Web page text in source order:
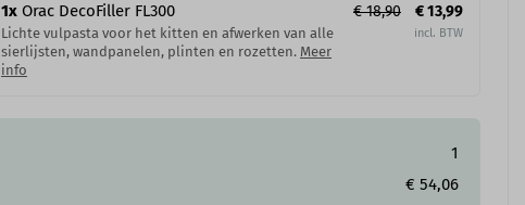
1
€ 54,06
1x Orac DecoFiller FL300
Lichte vulpasta voor het kitten en afwerken van alle
sierlijsten, wandpanelen, plinten en rozetten. Meer
info
€ 18,90 € 13,99